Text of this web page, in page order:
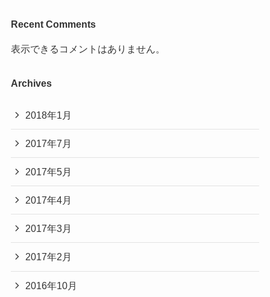
Recent Comments
表示できるコメントはありません。
Archives
2018年1月
2017年7月
2017年5月
2017年4月
2017年3月
2017年2月
2016年10月